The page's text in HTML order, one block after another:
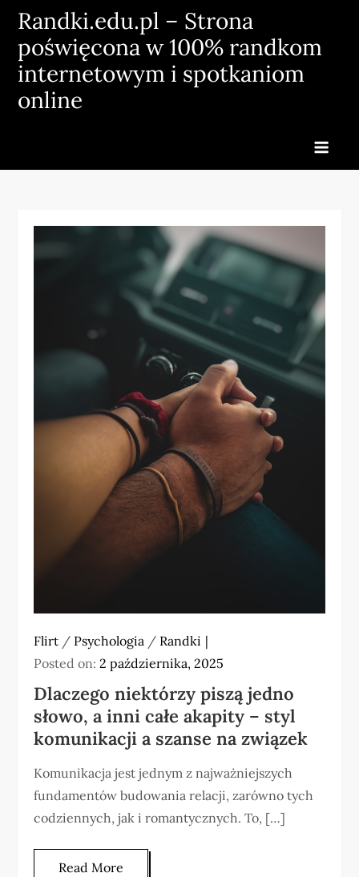
Skip
content
Randki.edu.pl – Strona
poświęcona w 100% randkom
internetowym i spotkaniom
online
Flirt / Psychologia / Randki
Posted on:2 października, 2025
Dlaczego niektórzy piszą jedno
słowo, a inni całe akapity – styl
komunikacji a szanse na związek
Komunikacja jest jednym z najważniejszych
fundamentów budowania relacji, zarówno tych
codziennych, jak i romantycznych. To, […]
Read More